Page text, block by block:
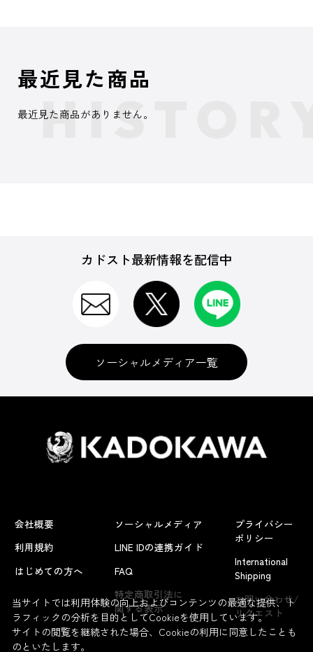
よくあるお問い合わせ
最近見た商品
最近見た商品がありません。
カドスト最新情報を配信中
ソーシャルメディア一覧
会社概要
利用規約
はじめての方へ
ソーシャルメディア
LINE IDの連携ガイド
FAQ
特定商取引法に
関する表示
プライバシー
ポリシー
International
Shipping
お問い合わせ/
リクエスト
当サイトでは利用体験の向上およびコンテンツの最適な提供、ト
ラフィックの分析を目的としてCookieを使用しています。
サイトの閲覧を継続された場合、Cookieの利用に同意したことも
のといたします。